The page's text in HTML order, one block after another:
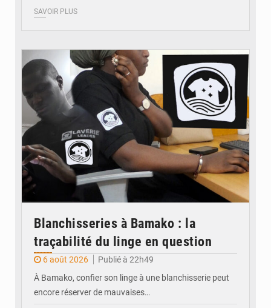
SAVOIR PLUS
Blanchisseries à Bamako : la
traçabilité du linge en question
6 août 2026
Publié à 22h49
À Bamako, confier son linge à une blanchisserie peut
encore réserver de mauvaises…